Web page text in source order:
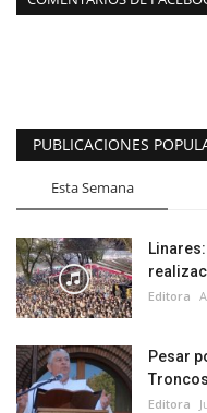
PUBLICACIONES
Esta Semana
Editora
Pesar
Editora